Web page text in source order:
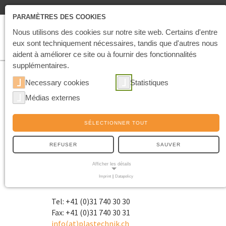
CONTACT
Adresse:
Plastechnik AG
Industriestrasse 95
3178 Bösingen -Schweiz
Tel: +41 (0)31 740 30 30
Fax: +41 (0)31 740 30 31
info(at)plastechnik.ch
PARAMÈTRES DES COOKIES
Nous utilisons des cookies sur notre site web. Certains d'entre
eux sont techniquement nécessaires, tandis que d'autres nous
aident à améliorer ce site ou à fournir des fonctionnalités
supplémentaires.
Necessary cookies
Statistiques
Médias externes
SÉLECTIONNER TOUT
REFUSER SAUVER
Afficher les détails
base et sont nécessaires au bon fonctionnement du site.
Cookie de consentement
Imprint Datapolicy